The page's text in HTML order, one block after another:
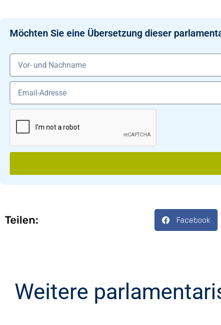
Möchten Sie eine Übersetzung dieser
Teilen: Facebook
Weitere